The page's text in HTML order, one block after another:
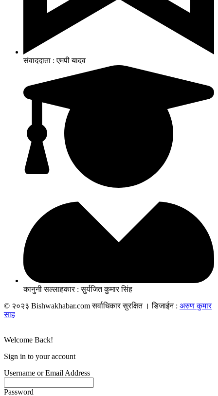
संवाददाता : एमपी यादव
कानुनी सल्लाहकार : सुर्यजित कुमार सिंह
© २०२३ Bishwakhabar.com सर्वाधिकार सुरक्षित । डिजाईन : अरुण कुमार
साह
Welcome Back!
Sign in to your account
Username or Email Address
Password